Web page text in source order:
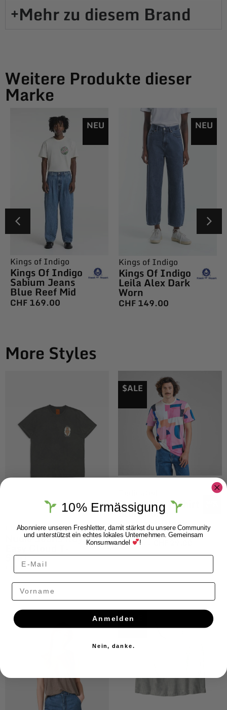
Mehr zu diesem Brand​
Weitere Produkte dieser
Marke
NEU
Kings of Indigo
Kings Of Indigo
Sabium Jeans
Blue Reef Mid
CHF169.00
NEU
Kings of Indigo
Kings Of Indigo
Leila Alex Dark
Worn
CHF149.00
More Styles
nudie Jeans Co
Nudie Jeans Roy
Shirt
69.00
$ALE
Dedicated T-Shirt
Stockholm
Abstract Block
Multi Color
CHF 49.00
$ALE
10% Ermässigung
Abonniere unseren Freshletter, damit stärkst du unsere Community
und unterstützst ein echtes lokales Unternehmen. Gemeinsam
Konsumwandel !
Vorname
Anmelden
Nein, danke.